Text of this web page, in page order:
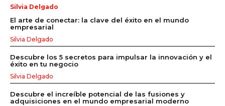
Silvia Delgado
El arte de conectar: la clave del éxito en el mundo
empresarial
Silvia Delgado
Descubre los 5 secretos para impulsar la innovación y el
éxito en tu negocio
Silvia Delgado
Descubre el increíble potencial de las fusiones y
adquisiciones en el mundo empresarial moderno